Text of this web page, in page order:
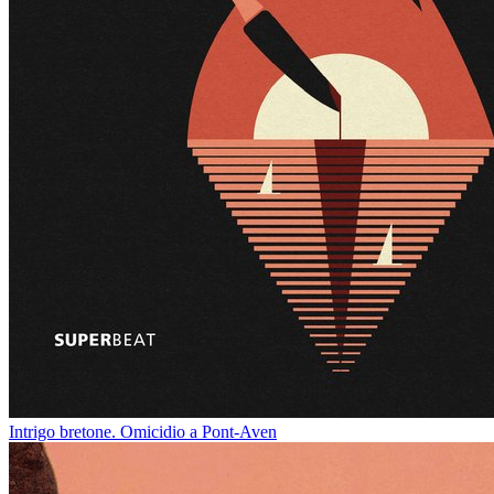
Intrigo bretone. Omicidio a Pont-Aven